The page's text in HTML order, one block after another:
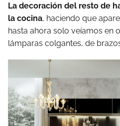
La decoración del resto de
la cocina, haciendo que
hasta ahora solo veíamos en
lámparas colgantes, de